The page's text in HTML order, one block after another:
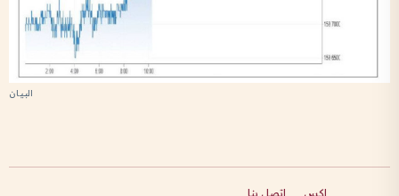
إكس اتصل بنا